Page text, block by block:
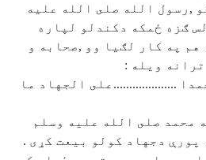
,رسول الله صلى الله عليه
ګزه ځمكه دكندلو لپاره
هم په كار لګيا وو ,صحابه و
ويله :
....................على الجهاد ما
محمد صلى الله عليه وسلم
پورې دجهاد كولو بيعت كړى .